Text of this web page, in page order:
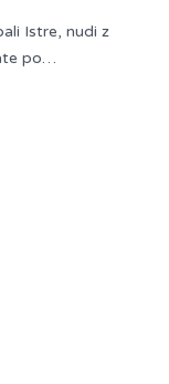
Istre, nudi z
po…